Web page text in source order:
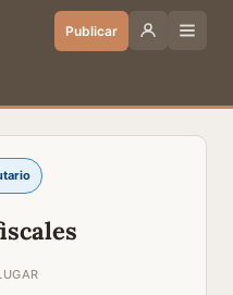
Publicar